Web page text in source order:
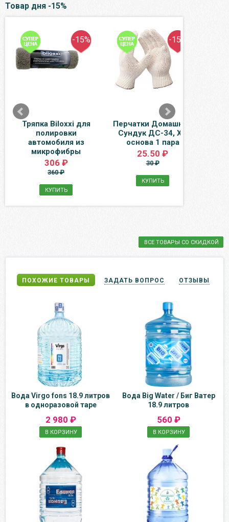
Товар дня -15%
-15%
Тряпка Biloxxi для
полировки
автомобиля из
микрофибры
306 ₽
360 ₽
КУПИТЬ
-15%
Перчатки Домашний
Сундук ДС-34, ХБ
основа 1 пара
25.50 ₽
30 ₽
КУПИТЬ
ВСЕ ТОВАРЫ СО СКИДКОЙ
ПОХОЖИЕ ТОВАРЫ ЗАДАТЬ ВОПРОС ОТЗЫВЫ
Вода Virgo fons 18.9 литров
в одноразовой таре
2 980 ₽
В КОРЗИНУ
Вода Big Water / Биг Ватер
18.9 литров
560 ₽
В КОРЗИНУ